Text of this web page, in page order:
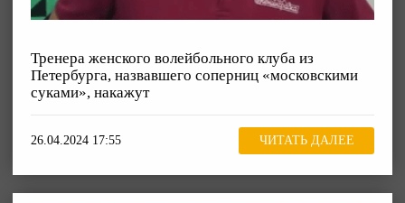
Тренера женского волейбольного клуба из
Петербурга, назвавшего соперниц «московскими
суками», накажут
26.04.2024 17:55 ЧИТАТЬ ДАЛЕЕ